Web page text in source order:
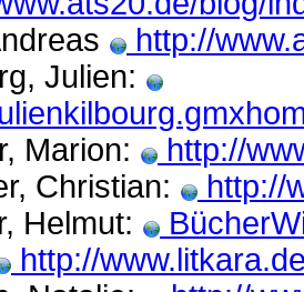
http://
Julien:
Marion:
http://
Christian:
http://
Helmut:
http://